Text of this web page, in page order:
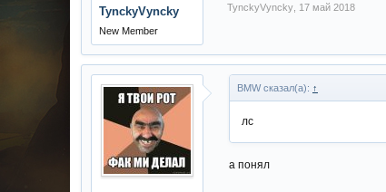
TynckyVyncky
New Member
TynckyVyncky 17 май 2018
BMW сказал(а): ↑
лс
а понял